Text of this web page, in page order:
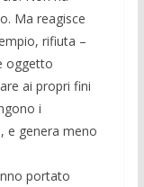
Ma reagisce
rifiuta –
oggetto
ai propri fini
i
e genera meno
portato